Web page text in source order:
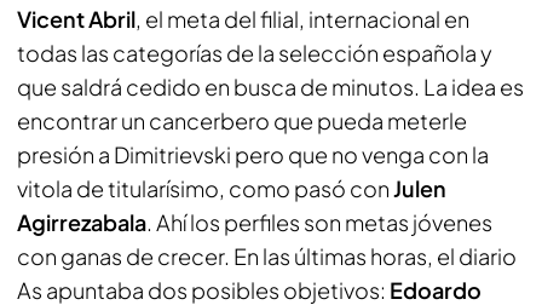
Vicent Abril, el meta del filial, internacional en
todas las categorías de la selección española y
que saldrá cedido en busca de minutos. La idea es
encontrar un cancerbero que pueda meterle
presión a Dimitrievski pero que no venga con la
vitola de titularísimo, como pasó conJulen
Agirrezabala. Ahí los perfiles son metas jóvenes
con ganas de crecer. En las últimas horas, el diario
As apuntaba dos posibles objetivos: Edoardo